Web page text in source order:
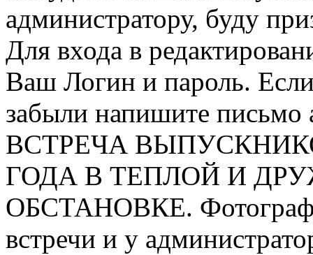
администратору, буду
Для входа в
Ваш Логин и пароль.
забыли напишите письмо
ВСТРЕЧА
ГОДА В ТЕПЛОЙ И
ОБСТАНОВКЕ.
встречи и у